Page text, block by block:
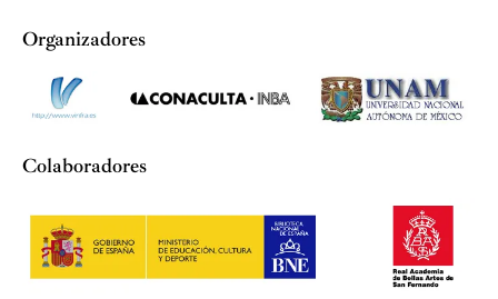
Organizadores
Colaboradores